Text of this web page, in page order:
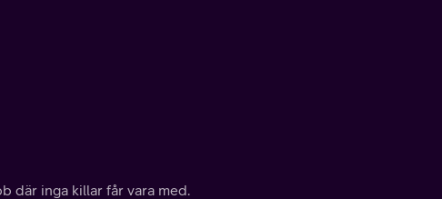
där inga killar får vara med.